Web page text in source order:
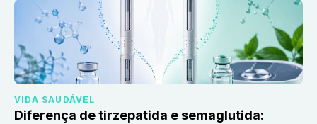
VIDA SAUDÁVEL
Diferença de tirzepatida e semaglutida: